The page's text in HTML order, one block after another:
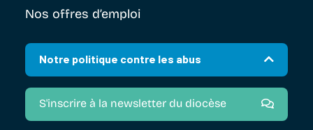
Nos offres d’emploi
Notre politique contre les abus
S'inscrire à la newsletter du diocèse